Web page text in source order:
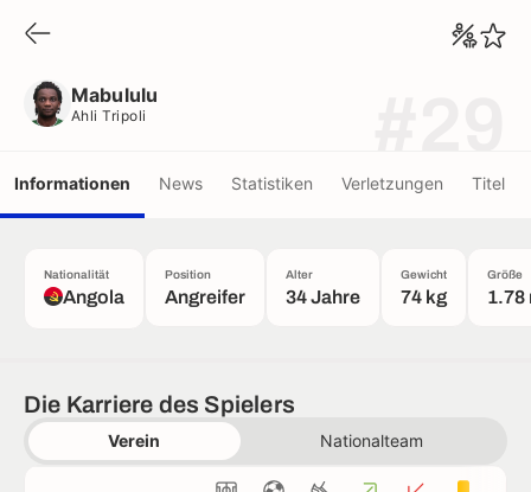
Mabululu
Ahli Tripoli
Informationen News Statistiken Verletzungen Titel
Nationalität
Angola
Position
Angreifer
Alter
34 Jahre
Gewicht
74 kg
Größe
1.78
Die Karriere des Spielers
Verein Nationalteam